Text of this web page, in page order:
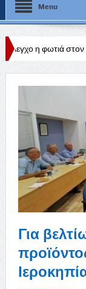
Menu
στον ΧΥΤΑ
Για